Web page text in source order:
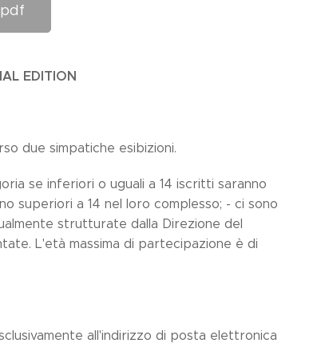
EDITION
due simpatiche esibizioni.
se inferiori o uguali a 14 iscritti saranno
superiori a 14 nel loro complesso; - ci sono
strutturate dalla Direzione del
L'età massima di partecipazione è di
all'indirizzo di posta elettronica